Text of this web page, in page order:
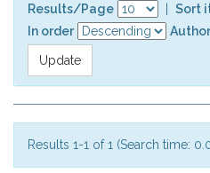
Results/Page
Sort
In order
Results 1-1 of 1 (Search time: